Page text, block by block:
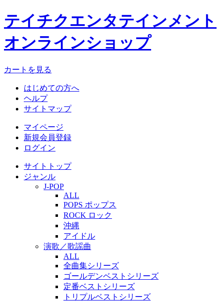
テイチクエンタテインメント
オンラインショップ
カートを見る
はじめての方へ
ヘルプ
サイトマップ
マイページ
新規会員登録
ログイン
サイトトップ
ジャンル
J-POP
ALL
POPS ポップス
ROCK ロック
沖縄
アイドル
演歌／歌謡曲
ALL
全曲集シリーズ
ゴールデンベストシリーズ
定番ベストシリーズ
トリプルベストシリーズ